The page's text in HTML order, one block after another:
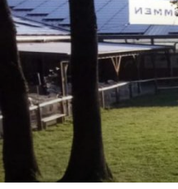
Zum
Inhalt
springen